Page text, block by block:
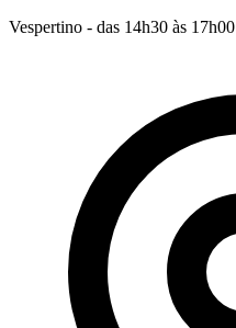
Vespertino - das 14h30 às 17h00